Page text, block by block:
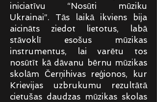
iniciatīvu “Nosūti mūziku
Ukrainai”. Tās laikā ikviens bija
aicināts ziedot lietotus, labā
stāvoklī esošus mūzikas
instrumentus, lai varētu tos
nosūtīt kā dāvanu bērnu mūzikas
skolām Čerņihivas reģionos, kur
Krievijas uzbrukumu rezultātā
cietušas daudzas mūzikas skolas